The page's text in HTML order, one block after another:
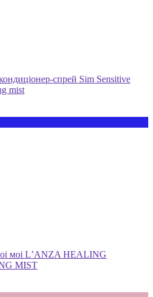
спрей Sim Sensitive
mist
моі LʼANZA HEALING
MIST